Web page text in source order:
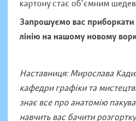
картону стає об'ємним
Запрошуємо вас приборкати
лінію на нашому новому
Наставниця: Мирослава
кафедри графіки та
знає все про анатомію
навчить вас бачити